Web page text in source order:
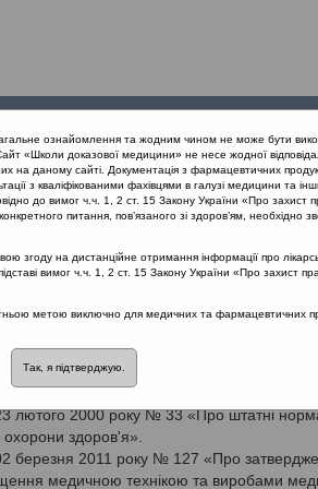
проекту
охорони здоров’я України 16 липня 2014
заснована на доказах «Грип та гострі
лютого 2000 року № 33 «Про штатні
охорони здоров'я».
березня 2011 року № 127 «Про
медичною технікою та виробами
ознайомлення та жодним чином не може бути
«Школи доказової медицини» не несе жодної
на даному сайті. Документація з фармацевтичних
з кваліфікованими фахівцями в галузі медицини та
до вимог ч.ч. 1, 2 ст. 15 Закону України «Про захист
питання, пов’язаного зі здоров’ям, необхідно
згоду на дистанційне отримання інформації про
вимог ч.ч. 1, 2 ст. 15 Закону України «Про захист
метою виключно для медичних та фармацевтичних
Так, я підтверджую.